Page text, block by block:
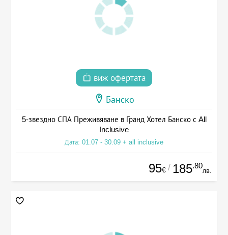
виж офертата
Банско
5-звездно СПА Преживяване в Гранд Хотел Банско с All
Inclusive
Дата: 01.07 - 30.09 + all inclusive
95€ / 185.80
лв.